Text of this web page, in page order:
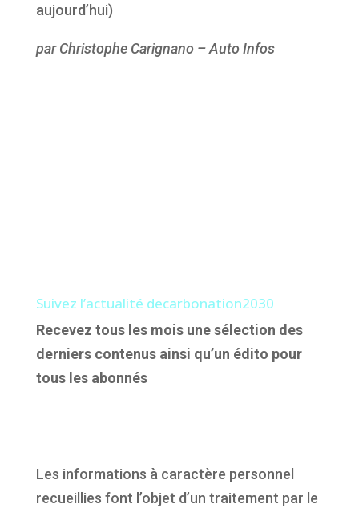
aujourd’hui)
par Christophe Carignano – Auto Infos
Suivez l’actualité decarbonation2030
Recevez tous les mois une sélection des
derniers contenus ainsi qu’un édito pour
tous les abonnés
Les informations à caractère personnel
recueillies font l’objet d’un traitement par le